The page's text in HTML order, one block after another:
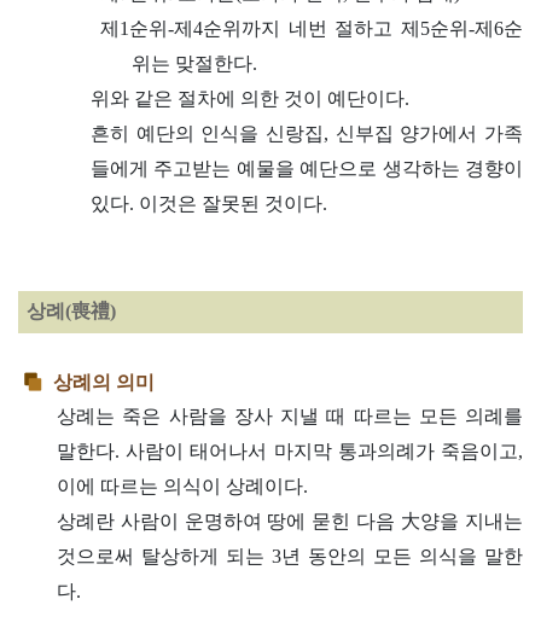
제1순위-제4순위까지 네번 절하고 제5순위-제6순
위는 맞절한다.
위와 같은 절차에 의한 것이 예단이다.
흔히 예단의 인식을 신랑집, 신부집 양가에서 가족
들에게 주고받는 예물을 예단으로 생각하는 경향이
있다. 이것은 잘못된 것이다.
상례(喪禮)
상례의 의미
상례는 죽은 사람을 장사 지낼 때 따르는 모든 의례를
말한다. 사람이 태어나서 마지막 통과의례가 죽음이고,
이에 따르는 의식이 상례이다.
상례란 사람이 운명하여 땅에 묻힌 다음 大양을 지내는
것으로써 탈상하게 되는 3년 동안의 모든 의식을 말한
다.